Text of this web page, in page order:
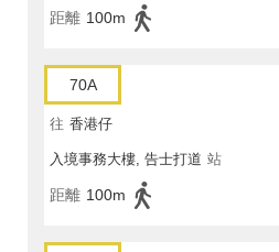
距離 100m
70A
往 香港仔
入境事務大樓, 告士打道 站
距離 100m